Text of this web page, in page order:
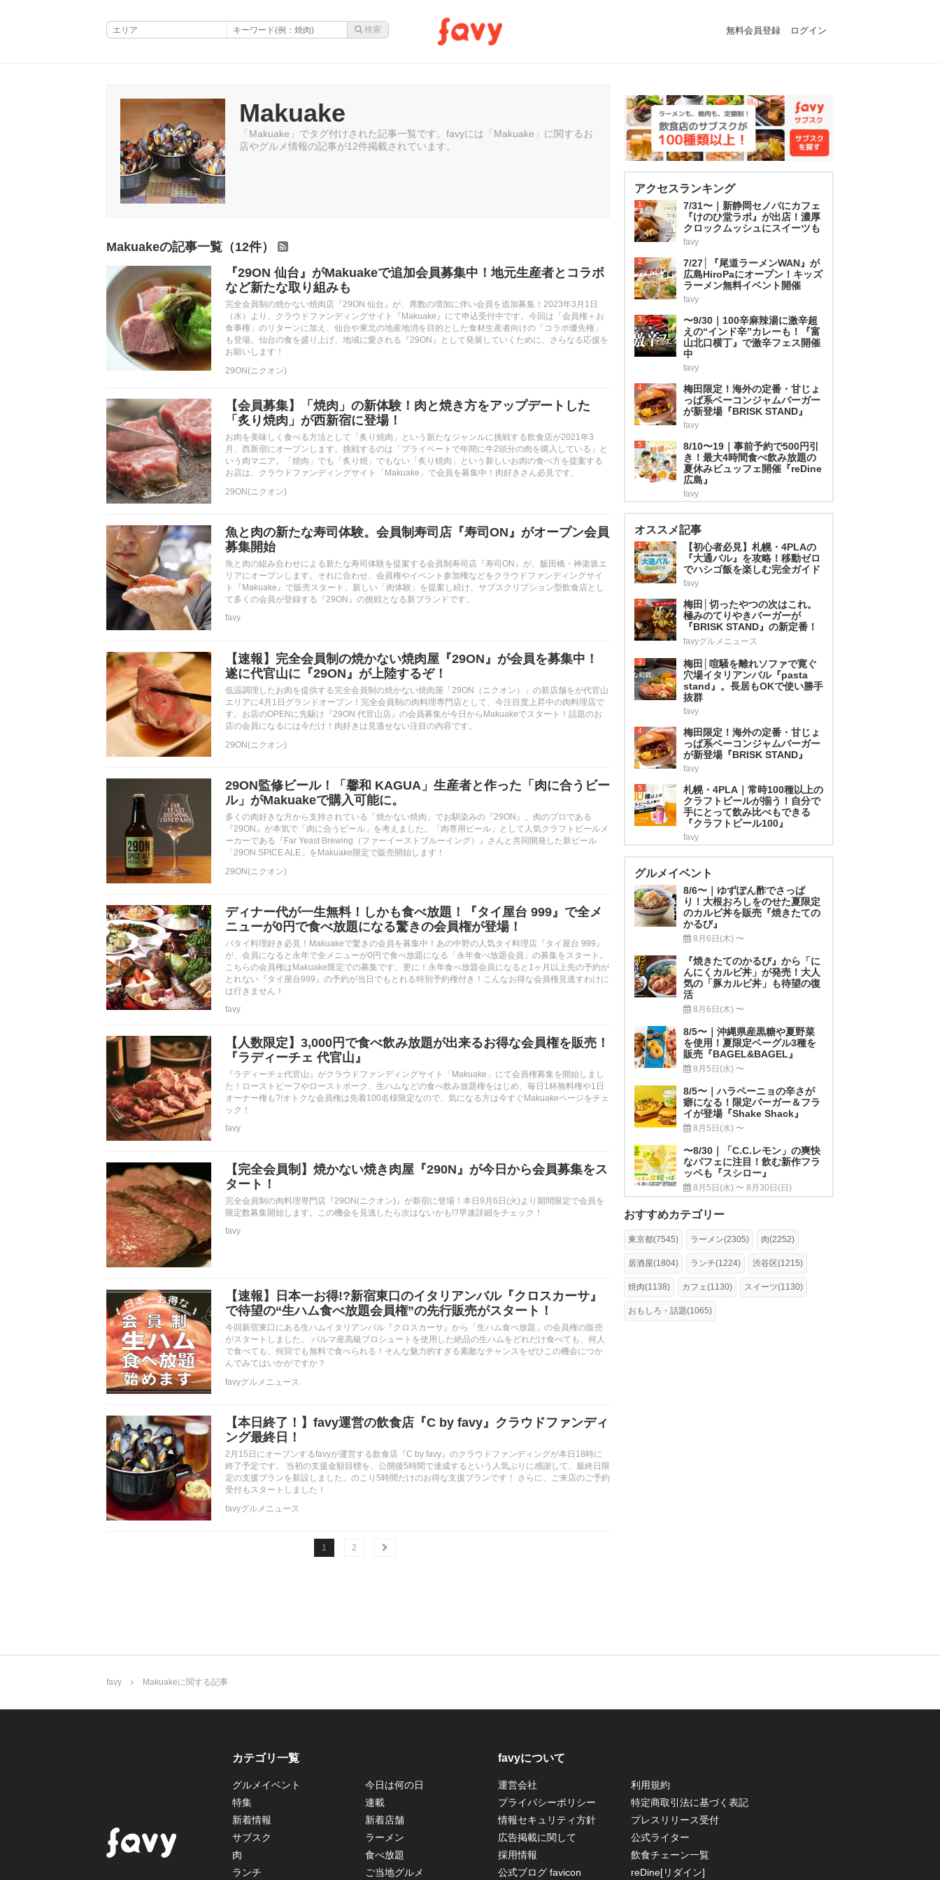
無料会員登録 ログイン
Makuake
「Makuake」でタグ付けされた記事一覧です。favyには「Makuake」に関するお
店やグルメ情報の記事が12件掲載されています。
Makuakeの記事一覧（12件）
『29ON 仙台』がMakuakeで追加会員募集中！地元生産者とコラボ
など新たな取り組みも
完全会員制の焼かない焼肉店『29ON 仙台』が、席数の増加に伴い会員を追加募集！2023年3月1日
（水）より、クラウドファンディングサイト『Makuake』にて申込受付中です。今回は「会員権＋お
食事権」のリターンに加え、仙台や東北の地産地消を目的とした食材生産者向けの「コラボ優先権」
も登場。仙台の食を盛り上げ、地域に愛される『29ON』として発展していくために、さらなる応援を
お願いします！
29ON(ニクオン)
【会員募集】「焼肉」の新体験！肉と焼き方をアップデートした
「炙り焼肉」が西新宿に登場！
お肉を美味しく食べる方法として「炙り焼肉」という新たなジャンルに挑戦する飲食店が2021年3
月、西新宿にオープンします。挑戦するのは「プライベートで年間に牛2頭分の肉を購入している」と
いう肉マニア。「焼肉」でも「炙り焼」でもない「炙り焼肉」という新しいお肉の食べ方を提案する
お店は、クラウドファンディングサイト「Makuake」で会員を募集中！肉好きさん必見です。
29ON(ニクオン)
魚と肉の新たな寿司体験。会員制寿司店『寿司ON』がオープン会員
募集開始
魚と肉の組み合わせによる新たな寿司体験を提案する会員制寿司店『寿司ON』が、飯田橋・神楽坂エ
リアにオープンします。それに合わせ、会員権やイベント参加権などをクラウドファンディングサイ
ト『Makuake』で販売スタート。新しい「肉体験」を提案し続け、サブスクリプション型飲食店とし
て多くの会員が登録する『29ON』の挑戦となる新ブランドです。
favy
【速報】完全会員制の焼かない焼肉屋『29ON』が会員を募集中！
遂に代官山に『29ON』が上陸するぞ！
低温調理したお肉を提供する完全会員制の焼かない焼肉屋「29ON（ニクオン）」の新店舗をが代官山
エリアに4月1日グランドオープン！完全会員制の肉料理専門店として、今注目度上昇中の肉料理店で
す。お店のOPENに先駆け『29ON 代官山店』の会員募集が今日からMakuakeでスタート！話題のお
店の会員になるには今だけ！肉好きは見逃せない注目の内容です。
29ON(ニクオン)
29ON監修ビール！「馨和 KAGUA」生産者と作った「肉に合うビー
ル」がMakuakeで購入可能に。
多くの肉好きな方から支持されている「焼かない焼肉」でお馴染みの『29ON』。肉のプロである
『29ON』が本気で「肉に合うビール」を考えました。「肉専用ビール」として人気クラフトビールメ
ーカーである『Far Yeast Brewing（ファーイーストブルーイング）』さんと共同開発した新ビール
「29ON SPICE ALE」をMakuake限定で販売開始します！
29ON(ニクオン)
ディナー代が一生無料！しかも食べ放題！『タイ屋台 999』で全メ
ニューが0円で食べ放題になる驚きの会員権が登場！
パタイ料理好き必見！Makuakeで驚きの会員を募集中！あの中野の人気タイ料理店『タイ屋台 999』
が、会員になると永年で全メニューが0円で食べ放題になる「永年食べ放題会員」の募集をスタート。
こちらの会員権はMakuake限定での募集です。更に！永年食べ放題会員になると1ヶ月以上先の予約が
とれない『タイ屋台999』の予約が当日でもとれる特別予約権付き！こんなお得な会員権見逃すわけに
は行きません！
favy
【人数限定】3,000円で食べ飲み放題が出来るお得な会員権を販売！
『ラディーチェ 代官山』
『ラディーチェ代官山』がクラウドファンディングサイト「Makuake」にて会員権募集を開始しまし
た！ローストビーフやローストポーク、生ハムなどの食べ飲み放題権をはじめ、毎日1杯無料権や1日
オーナー権も?!オトクな会員権は先着100名様限定なので、気になる方は今すぐMakuakeページをチェ
ック！
favy
【完全会員制】焼かない焼き肉屋『290N』が今日から会員募集をス
タート！
完全会員制の肉料理専門店『29ON(ニクオン)』が新宿に登場！本日9月6日(火)より期間限定で会員を
限定数募集開始します。この機会を見逃したら次はないかも!?早速詳細をチェック！
favy
【速報】日本一お得!?新宿東口のイタリアンバル『クロスカーサ』
で待望の“生ハム食べ放題会員権”の先行販売がスタート！
今回新宿東口にある生ハムイタリアンバル『クロスカーサ』から「生ハム食べ放題」の会員権の販売
がスタートしました。 パルマ産高級プロシュートを使用した絶品の生ハムをどれだけ食べても、何人
で食べても、何回でも無料で食べられる！そんな魅力的すぎる素敵なチャンスをぜひこの機会につか
んでみてはいかがですか？
favyグルメニュース
【本日終了！】favy運営の飲食店『C by favy』クラウドファンディ
ング最終日！
2月15日にオープンするfavyが運営する飲食店『C by favy』のクラウドファンディングが本日18時に
終了予定です。 当初の支援金額目標を、公開後5時間で達成するという人気ぶりに感謝して、最終日限
定の支援ブランを新設しました。のこり5時間だけのお得な支援ブランです！ さらに、ご来店のご予約
受付もスタートしました！
favyグルメニュース
1 2
アクセスランキング
1
7/31〜｜新静岡セノバにカフェ
『けのひ堂ラボ』が出店！濃厚
クロックムッシュにスイーツも
favy
2
7/27│『尾道ラーメンWAN』が
広島HiroPaにオープン！キッズ
ラーメン無料イベント開催
favy
3
〜9/30｜100辛麻辣湯に激辛超
えの“インド辛”カレーも！『富
山北口横丁』で激辛フェス開催
中
favy
4
梅田限定！海外の定番・甘じょ
っぱ系ベーコンジャムバーガー
が新登場『BRISK STAND』
favy
5
8/10〜19｜事前予約で500円引
き！最大4時間食べ飲み放題の
夏休みビュッフェ開催『reDine
広島』
favy
オススメ記事
1
【初心者必見】札幌・4PLAの
『大通バル』を攻略！移動ゼロ
でハシゴ飯を楽しむ完全ガイド
favy
2
梅田│切ったやつの次はこれ。
極みのてりやきバーガーが
『BRISK STAND』の新定番！
favyグルメニュース
3
梅田│喧騒を離れソファで寛ぐ
穴場イタリアンバル『pasta
stand』。長居もOKで使い勝手
抜群
favy
4
梅田限定！海外の定番・甘じょ
っぱ系ベーコンジャムバーガー
が新登場『BRISK STAND』
favy
5
札幌・4PLA｜常時100種以上の
クラフトビールが揃う！自分で
手にとって飲み比べもできる
『クラフトビール100』
favy
グルメイベント
8/6〜｜ゆずぽん酢でさっぱ
り！大根おろしをのせた夏限定
のカルビ丼を販売『焼きたての
かるび』
8月6日(木) 〜
『焼きたてのかるび』から「に
んにくカルビ丼」が発売！大人
気の「豚カルビ丼」も待望の復
活
8月6日(木) 〜
8/5〜｜沖縄県産黒糖や夏野菜
を使用！夏限定ベーグル3種を
販売『BAGEL&BAGEL』
8月5日(水) 〜
8/5〜｜ハラペーニョの辛さが
癖になる！限定バーガー＆フラ
イが登場『Shake Shack』
8月5日(水) 〜
〜8/30｜「C.C.レモン」の爽快
なパフェに注目！飲む新作フラ
ッペも『スシロー』
8月5日(水) 〜 8月30日(日)
おすすめカテゴリー
東京都(7545) ラーメン(2305) 肉(2252)
居酒屋(1804) ランチ(1224) 渋谷区(1215)
焼肉(1138) カフェ(1130) スイーツ(1130)
おもしろ・話題(1065)
favy Makuakeに関する記事
カテゴリ一覧
グルメイベント
今日は何の日
特集
連載
新着情報
新着店舗
サブスク
ラーメン
肉
食べ放題
ランチ
ご当地グルメ
favyについて
運営会社
利用規約
プライバシーポリシー
特定商取引法に基づく表記
情報セキュリティ方針
プレスリリース受付
広告掲載に関して
公式ライター
採用情報
飲食チェーン一覧
公式ブログ favicon
reDine[リダイン]